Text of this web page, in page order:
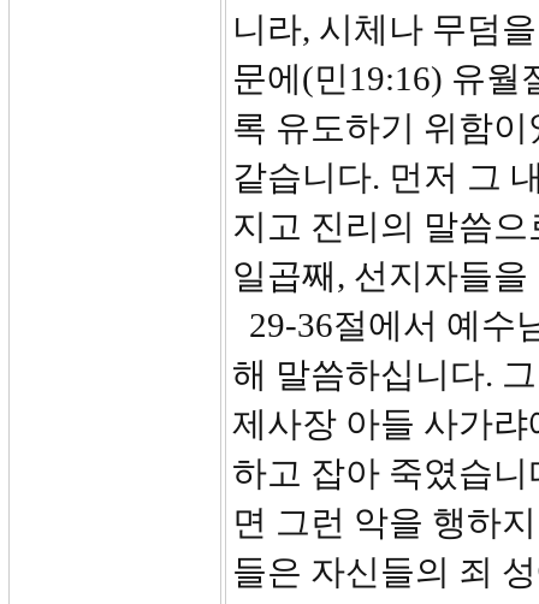
니라, 시체나 무덤
문에(민19:16) 유월
록 유도하기 위함
같습니다. 먼저 그
지고 진리의 말씀
일곱째, 선지자들을
29-36절에서 예수
해 말씀하십니다.
제사장 아들 사가
하고 잡아 죽였습
면 그런 악을 행하
들은 자신들의 죄